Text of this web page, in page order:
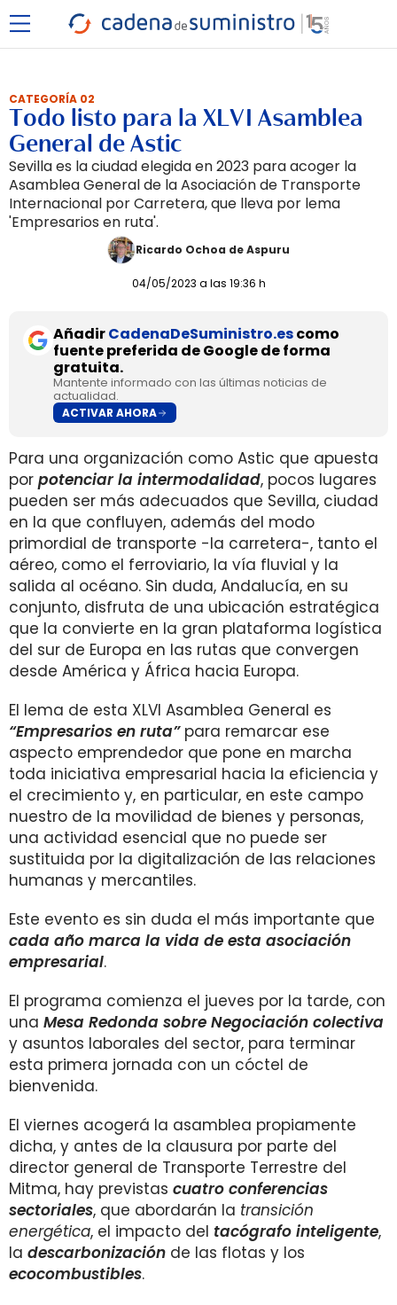
CATEGORÍA 02
Todo listo para la XLVI Asamblea
General de Astic
Sevilla es la ciudad elegida en 2023 para acoger la
Asamblea General de la Asociación de Transporte
Internacional por Carretera, que lleva por lema
'Empresarios en ruta'.
Ricardo Ochoa de Aspuru
04/05/2023 a las 19:36 h
AñadirCadenaDeSuministro.escomo
fuente preferida de Google de forma
gratuita.
Mantente informado con las últimas noticias de
actualidad.
ACTIVAR AHORA
Para una organización como Astic que apuesta
por potenciar la intermodalidad, pocos lugares
pueden ser más adecuados que Sevilla, ciudad
en la que confluyen, además del modo
primordial de transporte -la carretera-, tanto el
aéreo, como el ferroviario, la vía fluvial y la
salida al océano. Sin duda, Andalucía, en su
conjunto, disfruta de una ubicación estratégica
que la convierte en la gran plataforma logística
del sur de Europa en las rutas que convergen
desde América y África hacia Europa.
El lema de esta XLVI Asamblea General es
“Empresarios en ruta”para remarcar ese
aspecto emprendedor que pone en marcha
toda iniciativa empresarial hacia la eficiencia y
el crecimiento y, en particular, en este campo
nuestro de la movilidad de bienes y personas,
una actividad esencial que no puede ser
sustituida por la digitalización de las relaciones
humanas y mercantiles.
Este evento es sin duda el más importante que
cada año marca la vida de esta asociación
empresarial.
El programa comienza el jueves por la tarde, con
una Mesa Redonda sobre Negociación colectiva
y asuntos laborales del sector, para terminar
esta primera jornada con un cóctel de
bienvenida.
El viernes acogerá la asamblea propiamente
dicha, y antes de la clausura por parte del
director general de Transporte Terrestre del
Mitma, hay previstas cuatro conferencias
sectoriales, que abordarán la transición
energética, el impacto del tacógrafo inteligente,
la descarbonización de las flotas y los
ecocombustibles.